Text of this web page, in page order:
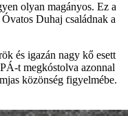
olyan magányos. Ez a
Duhaj családnak a
és igazán nagy kő esett
t megkóstolva azonnal
közönség figyelmébe.